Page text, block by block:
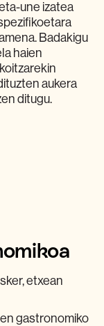
une izatea
Badakigu
haien
aukera
ditugu.
etxean
gastronomiko